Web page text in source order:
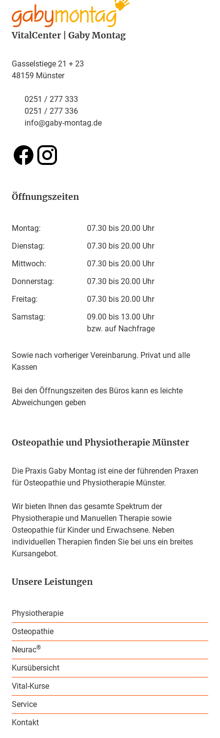
VitalCenter | Gaby Montag
Gasselstiege 21 + 23
48159 Münster
0251 / 277 333
0251 / 277 336
info@gaby-montag.de
Öffnungszeiten
Montag:
07.30 bis 20.00 Uhr
Dienstag:
07.30 bis 20.00 Uhr
Mittwoch:
07.30 bis 20.00 Uhr
Donnerstag:
07.30 bis 20.00 Uhr
Freitag:
07.30 bis 20.00 Uhr
Samstag:
09.00 bis 13.00 Uhr
bzw. auf Nachfrage
Sowie nach vorheriger Vereinbarung. Privat und alle
Kassen
Bei den Öffnungszeiten des Büros kann es leichte
Abweichungen geben
Osteopathie und Physiotherapie Münster
Die Praxis Gaby Montag ist eine der führenden Praxen
für Osteopathie und Physiotherapie Münster.
Wir bieten Ihnen das gesamte Spektrum der
Physiotherapie und Manuellen Therapie sowie
Osteopathie für Kinder und Erwachsene. Neben
individuellen Therapien finden Sie bei uns ein breites
Kursangebot.
Unsere Leistungen
Physiotherapie
Osteopathie
Neurac®
Kursübersicht
Vital-Kurse
Service
Kontakt